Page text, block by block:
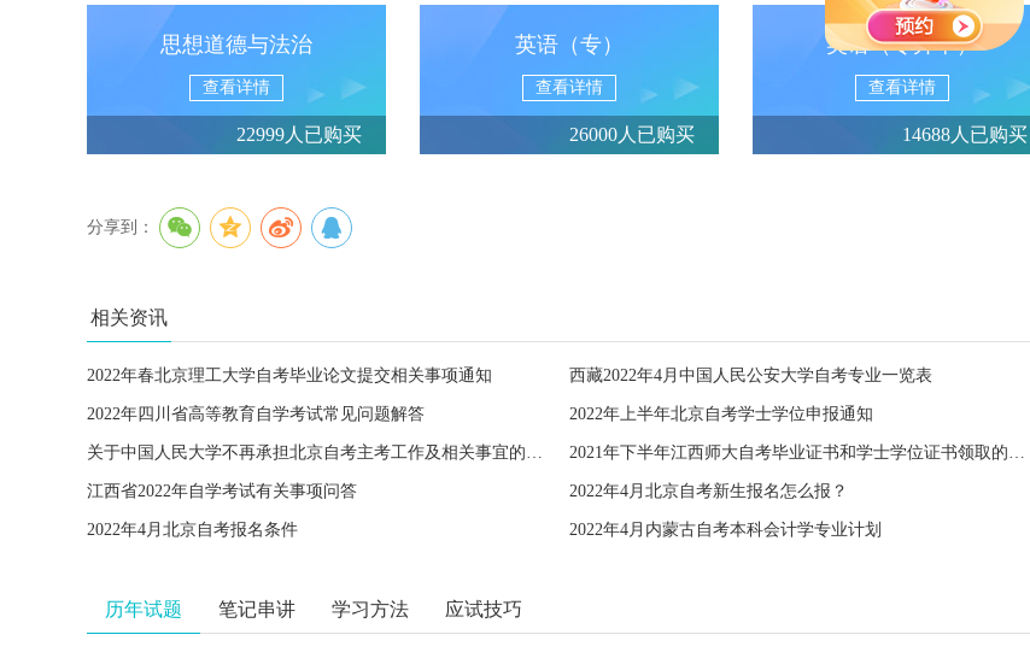
思想道德与法治
查看详情
22999人已购买
英语（专）
查看详情
26000人已购买
英语（专升本）
查看详情
14688人已购买
分享到：
相关资讯
2022年春北京理工大学自考毕业论文提交相关事项通知 西藏2022年4月中国人民公安大学自考专业一览表
2022年四川省高等教育自学考试常见问题解答 2022年上半年北京自考学士学位申报通知
关于中国人民大学不再承担北京自考主考工作及相关事宜的通知 2021年下半年江西师大自考毕业证书和学士学位证书领取的通知
江西省2022年自学考试有关事项问答 2022年4月北京自考新生报名怎么报？
2022年4月北京自考报名条件 2022年4月内蒙古自考本科会计学专业计划
历年试题 笔记串讲 学习方法 应试技巧